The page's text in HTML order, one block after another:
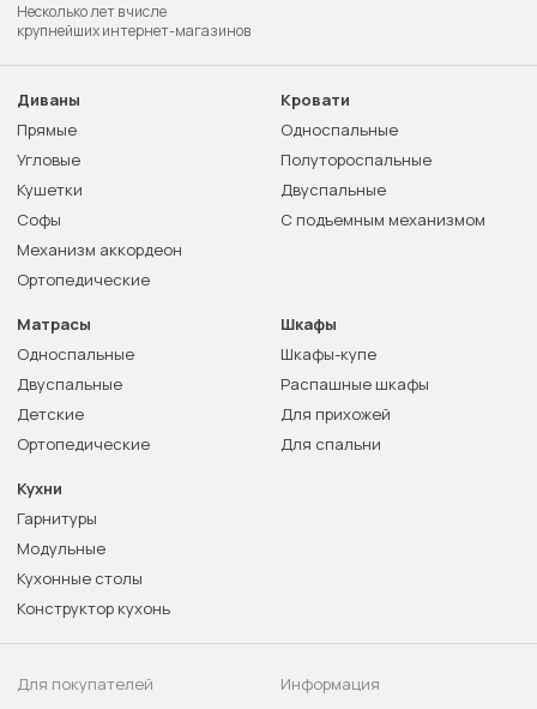
Несколько лет в числе
крупнейших интернет-магазинов
Диваны
Прямые
Угловые
Кушетки
Софы
Механизм аккордеон
Ортопедические
Кровати
Односпальные
Полутороспальные
Двуспальные
С подъемным механизмом
Матрасы
Односпальные
Двуспальные
Детские
Ортопедические
Шкафы
Шкафы-купе
Распашные шкафы
Для прихожей
Для спальни
Кухни
Гарнитуры
Модульные
Кухонные столы
Конструктор кухонь
Для покупателей
Информация